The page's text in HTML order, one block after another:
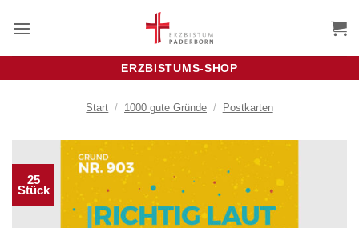
Inhalt
ERZBISTUMS-SHOP
Start / 1000 gute Gründe / Postkarten
25
Stück